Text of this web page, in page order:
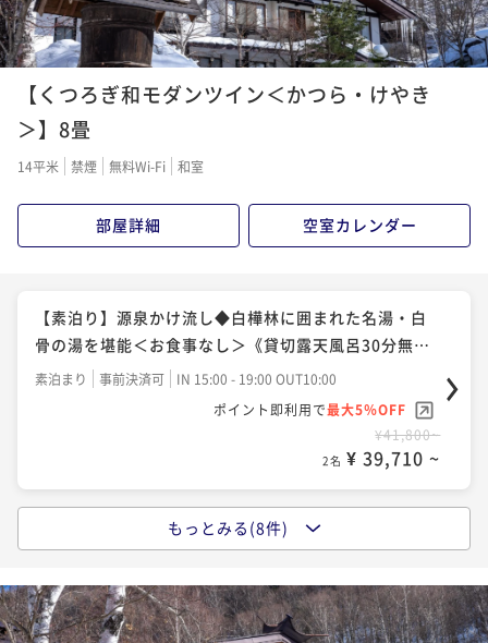
【くつろぎ和モダンツイン＜かつら・けやき
＞】8畳
14平米 禁煙 無料Wi-Fi 和室
部屋詳細 空室カレンダー
【素泊り】源泉かけ流し◆白樺林に囲まれた名湯・白
骨の湯を堪能＜お食事なし＞《貸切露天風呂30分無
料》
素泊まり 事前決済可
IN 15:00 - 19:00 OUT10:00
ポイント即利用で最大5％OFF
¥41,800~
2名 ¥ 39,710 ~
【1泊朝食付】チェックイン19時まで◆白樺林に囲まれ
朝食付き 事前決済可
IN 15:00 - 19:00 OUT10:00
ポイント即利用で最大5％OFF
もっとみる(8件)